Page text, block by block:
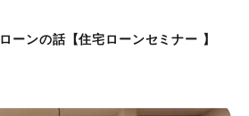
ーンの話【住宅ローンセミナー 】